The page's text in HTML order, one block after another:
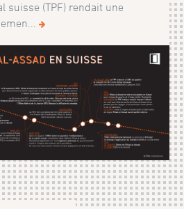
suisse (TPF) rendait une